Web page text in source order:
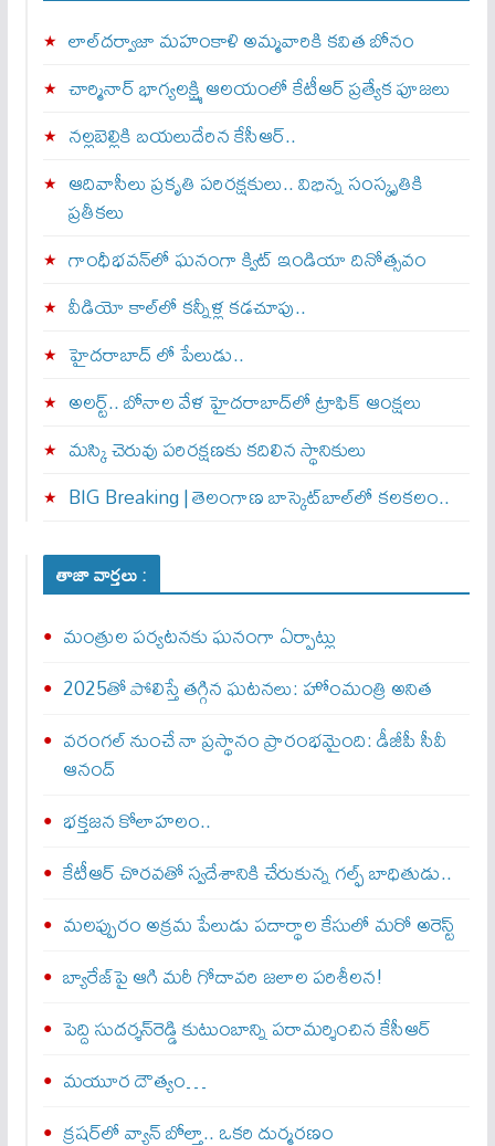
లాల్‌దర్వాజా మహంకాళి అమ్మవారికి కవిత బోనం
చార్మినార్‌ భాగ్యలక్ష్మి ఆలయంలో కేటీఆర్ ప్రత్యేక పూజలు
నల్లబెల్లికి బయలుదేరిన కేసీఆర్‌..
ఆదివాసీలు ప్రకృతి పరిరక్షకులు.. విభిన్న సంస్కృతికి
ప్రతీకలు
గాంధీభవన్‌లో ఘనంగా క్విట్‌ ఇండియా దినోత్సవం
వీడియో కాల్‌లో కన్నీళ్ల కడచూపు..
హైదరాబాద్ లో పేలుడు..
అలర్ట్‌.. బోనాల వేళ హైదరాబాద్‌లో ట్రాఫిక్‌ ఆంక్షలు
మస్కి చెరువు పరిరక్షణకు కదిలిన స్థానికులు
BIG Breaking | తెలంగాణ బాస్కెట్‌బాల్‌లో కలకలం..
తాజా వార్తలు :
మంత్రుల పర్యటనకు ఘనంగా ఏర్పాట్లు
2025తో పోలిస్తే తగ్గిన ఘటనలు: హోంమంత్రి అనిత
వరంగల్‌ నుంచే నా ప్రస్థానం ప్రారంభమైంది: డీజీపీ సీవీ
ఆనంద్‌
భక్తజన కోలాహలం..
కేటీఆర్‌ చొరవతో స్వదేశానికి చేరుకున్న గల్ఫ్‌ బాధితుడు..
మలప్పురం అక్రమ పేలుడు పదార్థాల కేసులో మరో అరెస్ట్‌
బ్యారేజ్‌పై ఆగి మరీ గోదావరి జలాల పరిశీలన!
పెద్ది సుదర్శన్‌రెడ్డి కుటుంబాన్ని పరామర్శించిన కేసీఆర్‌
మయూర దౌత్యం…
క్రషర్‌లో వ్యాన్ బోల్తా.. ఒకరి దుర్మరణం